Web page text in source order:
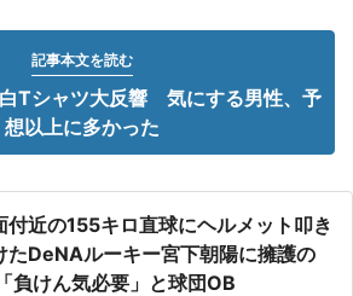
記事本文を読む
白Tシャツ大反響 気にする男性、予
想以上に多かった
付近の155キロ直球にヘルメット叩き
たDeNAルーキー宮下朝陽に擁護の
負けん気必要」と球団OB